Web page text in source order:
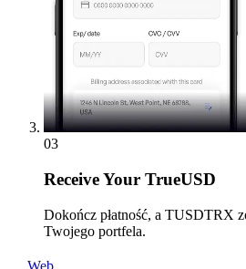
03
ReceiveYour TrueUSD
Dokończ płatność, a TUSDTRX
Twojego portfela.
Web